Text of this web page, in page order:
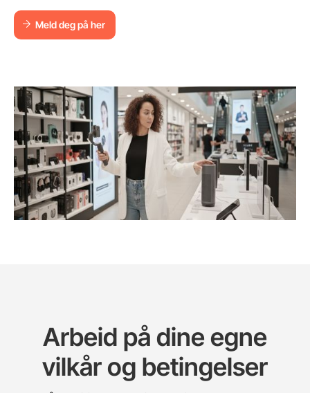
Meld deg på her
Meld deg på her
Arbeid på dine egne
vilkår og betingelser